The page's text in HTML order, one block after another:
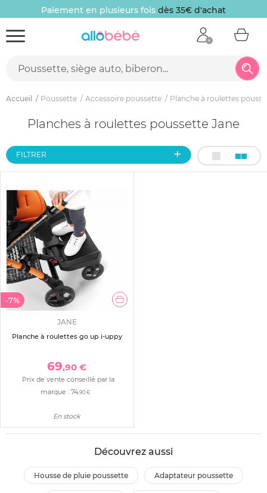
Paiement en plusieurs fois dès 35€ d'achat
Accueil Poussette Accessoire poussette Planche à roulettes
Planches à roulettes poussette Jane
FILTRER
-7%
JANE
Planche à roulettes go up i-uppy
69,90 €
Prix de vente conseillé par la
marque :74,90 €
En stock
Découvrez aussi
housse de pluie poussette adaptateur poussette